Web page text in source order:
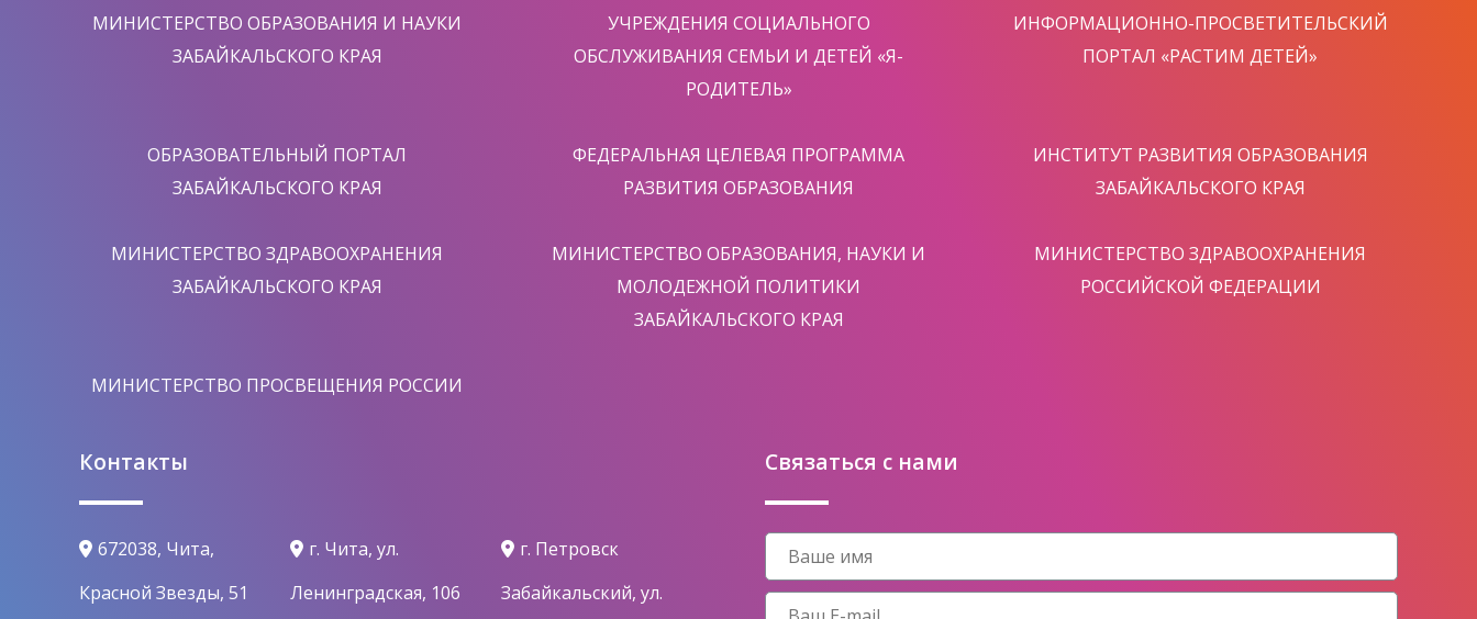
МИНИСТЕРСТВО ОБРАЗОВАНИЯ И НАУКИ
ЗАБАЙКАЛЬСКОГО КРАЯ
УЧРЕЖДЕНИЯ СОЦИАЛЬНОГО
ОБСЛУЖИВАНИЯ СЕМЬИ И ДЕТЕЙ «Я-
РОДИТЕЛЬ»
ИНФОРМАЦИОННО-ПРОСВЕТИТЕЛЬСКИЙ
ПОРТАЛ «РАСТИМ ДЕТЕЙ»
ОБРАЗОВАТЕЛЬНЫЙ ПОРТАЛ
ЗАБАЙКАЛЬСКОГО КРАЯ
ФЕДЕРАЛЬНАЯ ЦЕЛЕВАЯ ПРОГРАММА
РАЗВИТИЯ ОБРАЗОВАНИЯ
ИНСТИТУТ РАЗВИТИЯ ОБРАЗОВАНИЯ
ЗАБАЙКАЛЬСКОГО КРАЯ
МИНИСТЕРСТВО ЗДРАВООХРАНЕНИЯ
ЗАБАЙКАЛЬСКОГО КРАЯ
МИНИСТЕРСТВО ОБРАЗОВАНИЯ, НАУКИ И
МОЛОДЕЖНОЙ ПОЛИТИКИ
ЗАБАЙКАЛЬСКОГО КРАЯ
МИНИСТЕРСТВО ЗДРАВООХРАНЕНИЯ
РОССИЙСКОЙ ФЕДЕРАЦИИ
МИНИСТЕРСТВО ПРОСВЕЩЕНИЯ РОССИИ
Контакты
672038, Чита,
Красной Звезды, 51
г. Чита, ул.
Ленинградская, 106
г. Петровск
Забайкальский, ул.
Связаться с нами